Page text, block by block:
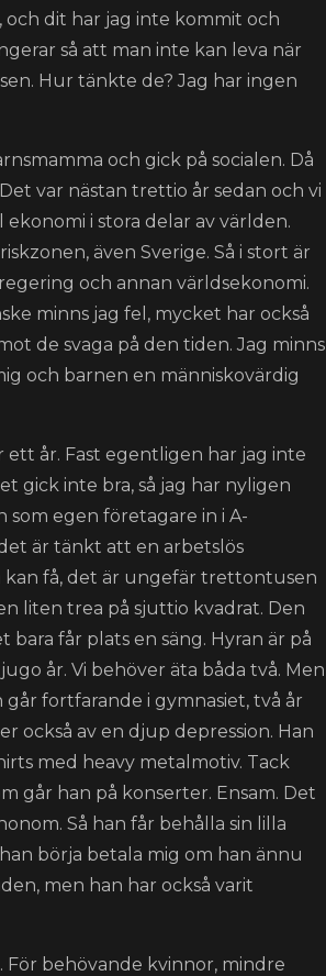
dit har jag inte kommit och
så att man inte kan leva när
Hur tänkte de? Jag har ingen
och gick på socialen. Då
var nästan trettio år sedan och vi
i stora delar av världen.
även Sverige. Så i stort är
och annan världsekonomi.
minns jag fel, mycket har också
de svaga på den tiden. Jag minns
och barnen en människovärdig
ett år. Fast egentligen har jag inte
gick inte bra, så jag har nyligen
som egen företagare in i A-
är tänkt att en arbetslös
kan få, det är ungefär trettontusen
liten trea på sjuttio kvadrat. Den
får plats en säng. Hyran är på
år. Vi behöver äta båda två. Men
fortfarande i gymnasiet, två år
också av en djup depression. Han
med heavy metalmotiv. Tack
går han på konserter. Ensam. Det
Så han får behålla sin lilla
börja betala mig om han ännu
men han har också varit
behövande kvinnor, mindre